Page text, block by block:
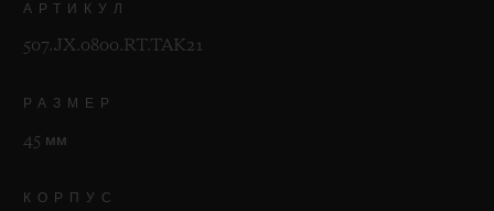
АРТИКУЛ
507.JX.0800.RT.TAK21
РАЗМЕР
45 мм
КОРПУС